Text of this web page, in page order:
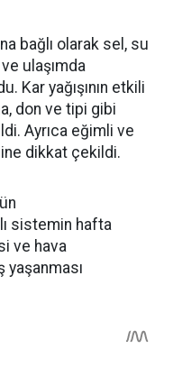
bağlı olarak sel, su
ve ulaşımda
Kar yağışının etkili
don ve tipi gibi
Ayrıca eğimli ve
dikkat çekildi.
sistemin hafta
ve hava
yaşanması